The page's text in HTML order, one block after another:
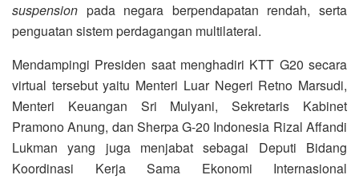
suspension pada negara berpendapatan rendah, serta
penguatan sistem perdagangan multilateral.
Mendampingi Presiden saat menghadiri KTT G20 secara
virtual tersebut yaitu Menteri Luar Negeri Retno Marsudi,
Menteri Keuangan Sri Mulyani, Sekretaris Kabinet
Pramono Anung, dan Sherpa G-20 Indonesia Rizal Affandi
Lukman yang juga menjabat sebagai Deputi Bidang
Koordinasi Kerja Sama Ekonomi Internasional